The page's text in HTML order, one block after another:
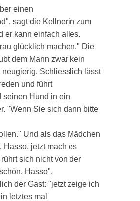
einen
sagt die Kellnerin zum
er kann einfach alles.
glücklich machen." Die
dem Mann zwar kein
neugierig. Schliesslich lässt
und führt
seinen Hund in ein
"Wenn Sie sich dann bitte
Und als das Mädchen
Hasso, jetzt mach es
sich nicht von der
Hasso",
der Gast: "jetzt zeige ich
letztes mal